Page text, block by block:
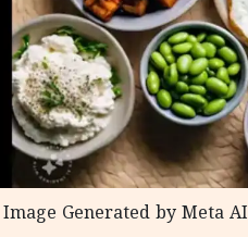
Generated by Meta AI